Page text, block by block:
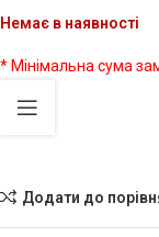
Немає в наявності
* Мінімальна сума
Додати до